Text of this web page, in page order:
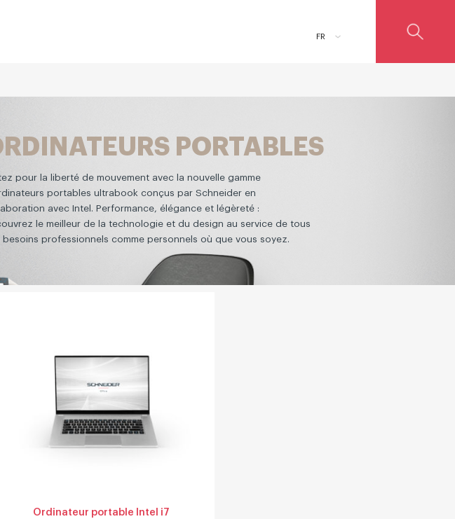
FR
PORTABLES
pour la liberté de mouvement avec la nouvelle gamme
portables ultrabook conçus par Schneider en
avec Intel. Performance, élégance et légèreté :
le meilleur de la technologie et du design au service de tous
besoins professionnels comme personnels où que vous soyez.
Ordinateur portable Intel i7